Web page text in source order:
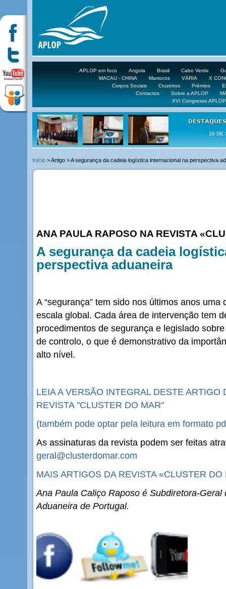
APLOP em foco Angola Brasil Cabo Verde
MACAU - CHINA
Marrocos VÁRIA
X
Corpos Sociais
Cruzeiros Prémios
Contactos
Sobre a APLOP
XVI Congresso APLOP
16 DE
Início > Artigo > A segurança da cadeia logística internacional na perspectiva
ANA PAULA RAPOSO NA REVISTA
A segurança da cadeia
perspectiva aduaneira
A “segurança” tem sido nos últimos anos
escala global. Cada área de intervenção tem
procedimentos de segurança e legislado
de controlo, o que é demonstrativo da
alto nível.
LEIA A VERSÃO INTEGRAL DESTE ARTIGO
REVISTA "CLUSTER DO MAR"
(também pode optar pela leitura em formato
As assinaturas da revista podem ser feitas
geral@clusterdomar.com
MAIS ARTIGOS DA REVISTA «CLUSTER
Ana Paula Caliço Raposo é Subdiretora-Geral
Aduaneira de Portugal.